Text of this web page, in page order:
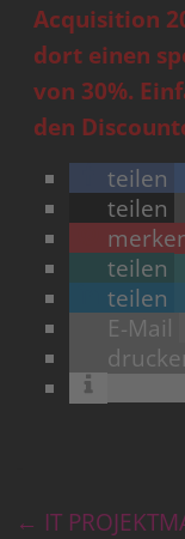
Acquisition
dort einen
von 30%.
den
teilen
teilen
teilen
teilen
E-Mail
← IT